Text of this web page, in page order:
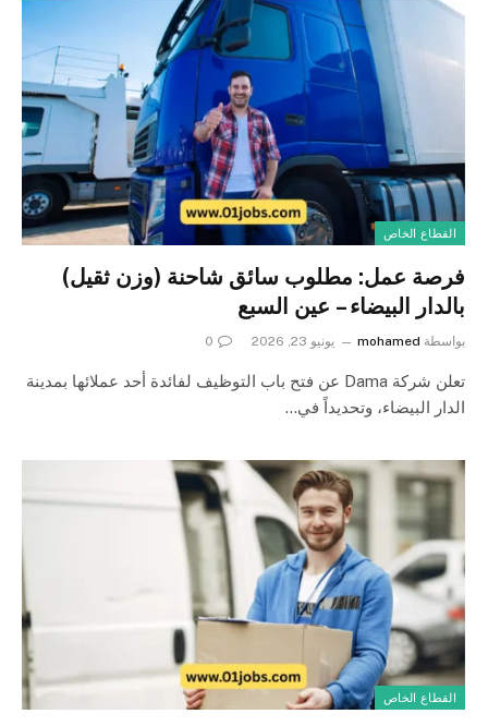
القطاع الخاص
فرصة عمل: مطلوب سائق شاحنة (وزن ثقيل)
بالدار البيضاء – عين السبع
بواسطة mohamed يونيو 23, 2026 0
تعلن شركة Dama عن فتح باب التوظيف لفائدة أحد عملائها بمدينة
الدار البيضاء، وتحديداً في…
القطاع الخاص